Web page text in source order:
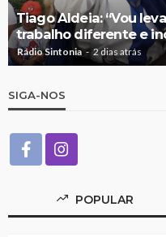
Tiago Aldeia: “Vou
trabalho diferente e
Rádio Sintonia 2 dias atrás
SIGA-NOS
POPULAR